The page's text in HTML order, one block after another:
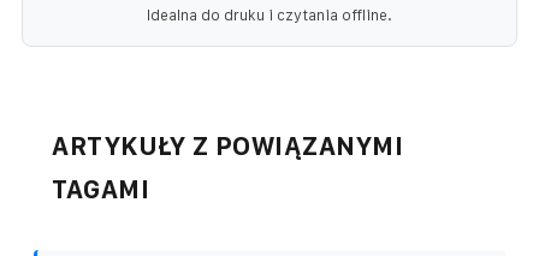
Idealna do druku i czytania offline.
ARTYKUŁY Z POWIĄZANYMI
TAGAMI